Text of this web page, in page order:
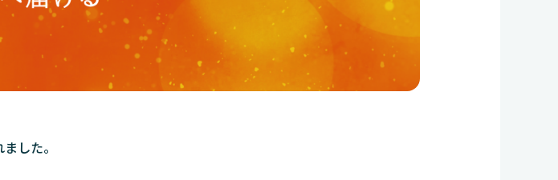
した。